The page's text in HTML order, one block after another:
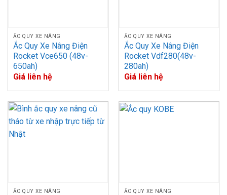
ẮC QUY XE NÂNG
Ắc Quy Xe Nâng Điện
Rocket Vce650 (48v-
650ah)
Giá liên hệ
ẮC QUY XE NÂNG
Ắc Quy Xe Nâng Điện
Rocket Vdf280(48v-
280ah)
Giá liên hệ
ẮC QUY XE NÂNG ẮC QUY XE NÂNG